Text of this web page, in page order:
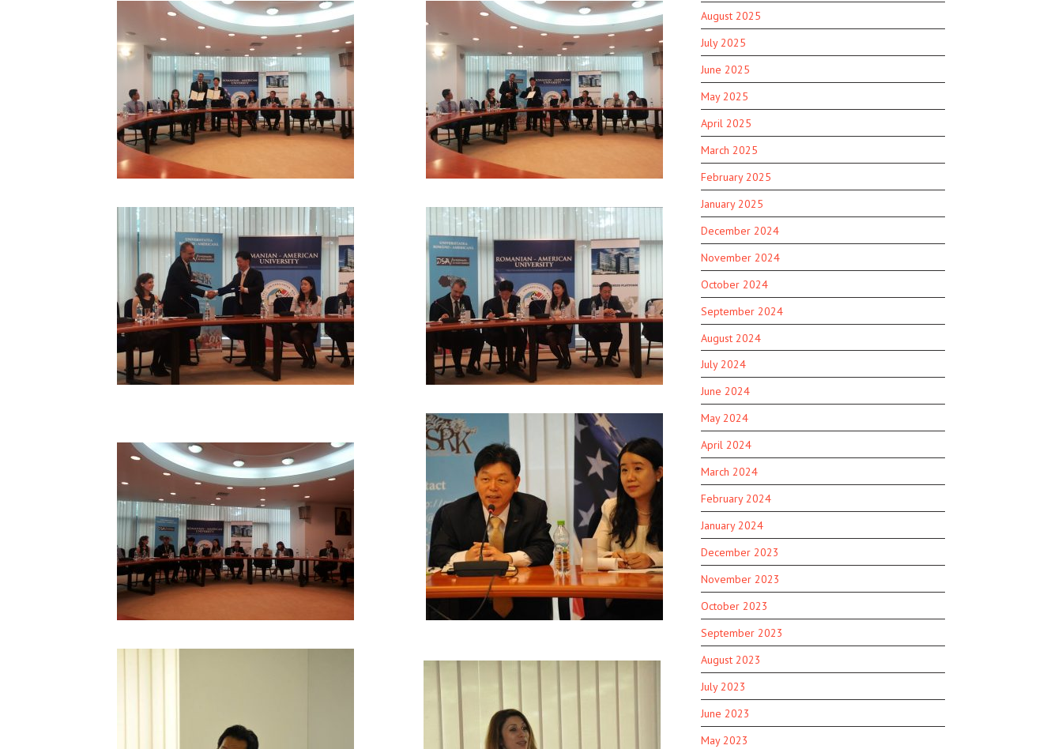
August 2025
July 2025
June 2025
May 2025
April 2025
March 2025
February 2025
January 2025
December 2024
November 2024
October 2024
September 2024
August 2024
July 2024
June 2024
May 2024
April 2024
March 2024
February 2024
January 2024
December 2023
November 2023
October 2023
September 2023
August 2023
July 2023
June 2023
May 2023